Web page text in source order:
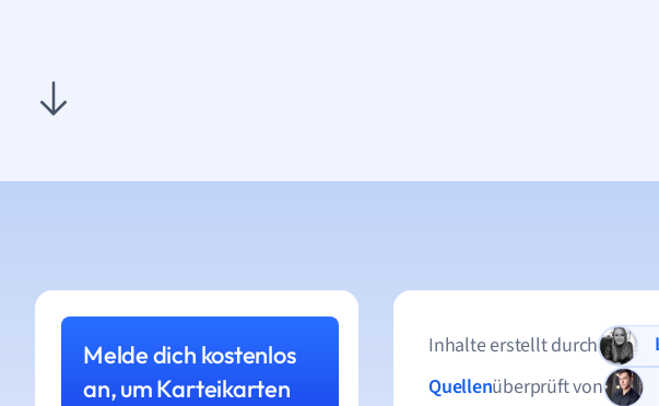
Melde dich kostenlos
an, um Karteikarten
Inhalte erstellt durch
Quellenüberprüft von